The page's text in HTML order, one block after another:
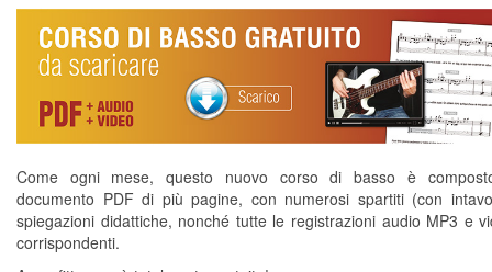
Come ogni mese, questo nuovo corso di basso è
documento PDF di più pagine, con numerosi spartiti (con
spiegazioni didattiche, nonché tutte le registrazioni audio MP3 e
corrispondenti.